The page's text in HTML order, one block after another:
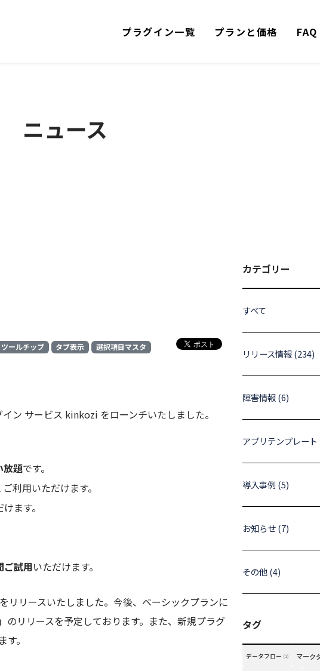
プラグイン一覧 プランと価格 FAQ
ニュース
ツールチップ タブ表示
選択項目マスタ
ン サービス kinkozi をローンチいたしました。
放題です。
ご利用いただけます。
ます。
ご試用いただけます。
リリースいたしました。今後、ベーシックプランに
リリースを予定しております。また、新規プラグ
。
カテゴリー
すべて
リリース情報 (234)
障害情報 (6)
アプリテンプレート
導入事例 (5)
お知らせ (7)
その他 (4)
タグ
データフロー (1) マーク